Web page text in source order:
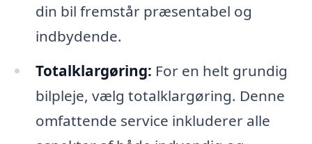
din bil fremstår præsentabel og
indbydende.
Totalklargøring: For en helt grundig
bilpleje, vælg totalklargøring. Denne
omfattende service inkluderer alle